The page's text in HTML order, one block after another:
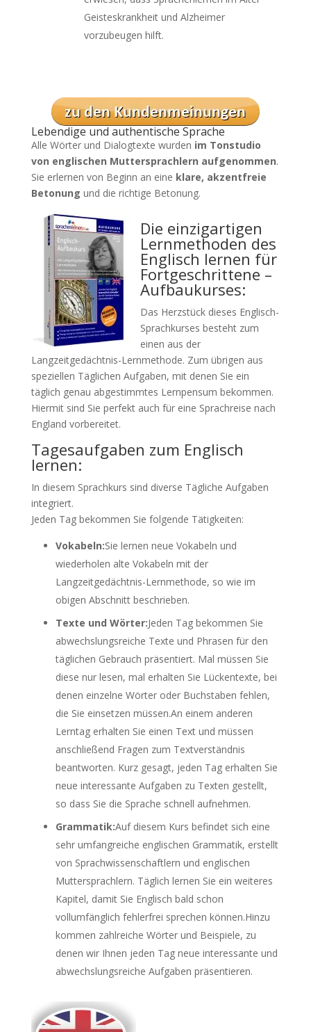
Geisteskrankheit und Alzheimer
vorzubeugen hilft.
Lebendige und authentische Sprache
Alle Wörter und Dialogtexte wurden im Tonstudio
von englischen Muttersprachlern aufgenommen.
Sie erlernen von Beginn an eine klare, akzentfreie
Betonung und die richtige Betonung.
Die einzigartigen
Lernmethoden des
Englisch lernen für
Fortgeschrittene –
Aufbaukurses:
Das Herzstück dieses Englisch-
Sprachkurses besteht zum
einen aus der
Langzeitgedächtnis-Lernmethode. Zum übrigen aus
speziellen Täglichen Aufgaben, mit denen Sie ein
täglich genau abgestimmtes Lernpensum bekommen.
Hiermit sind Sie perfekt auch für eine Sprachreise nach
England vorbereitet.
Tagesaufgaben zum Englisch
lernen:
In diesem Sprachkurs sind diverse Tägliche Aufgaben
integriert.
Jeden Tag bekommen Sie folgende Tätigkeiten:
Vokabeln:Sie lernen neue Vokabeln und
wiederholen alte Vokabeln mit der
Langzeitgedächtnis-Lernmethode, so wie im
obigen Abschnitt beschrieben.
Texte und Wörter:Jeden Tag bekommen Sie
abwechslungsreiche Texte und Phrasen für den
täglichen Gebrauch präsentiert. Mal müssen Sie
diese nur lesen, mal erhalten Sie Lückentexte, bei
denen einzelne Wörter oder Buchstaben fehlen,
die Sie einsetzen müssen.An einem anderen
Lerntag erhalten Sie einen Text und müssen
anschließend Fragen zum Textverständnis
beantworten. Kurz gesagt, jeden Tag erhalten Sie
neue interessante Aufgaben zu Texten gestellt,
so dass Sie die Sprache schnell aufnehmen.
Grammatik:Auf diesem Kurs befindet sich eine
sehr umfangreiche englischen Grammatik, erstellt
von Sprachwissenschaftlern und englischen
Muttersprachlern. Täglich lernen Sie ein weiteres
Kapitel, damit Sie Englisch bald schon
vollumfänglich fehlerfrei sprechen können.Hinzu
kommen zahlreiche Wörter und Beispiele, zu
denen wir Ihnen jeden Tag neue interessante und
abwechslungsreiche Aufgaben präsentieren.